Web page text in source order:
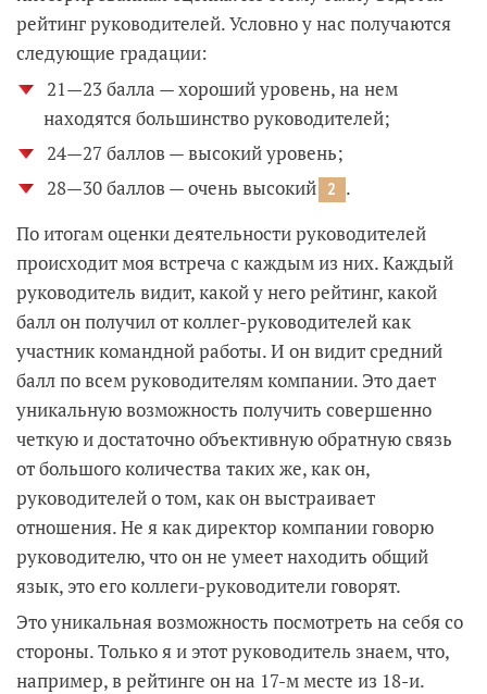
рейтинг руководителей. Условно у нас получаются
следующие градации:
21—23 балла — хороший уровень, на нем
находятся большинство руководителей;
24—27 баллов — высокий уровень;
28—30 баллов — очень высокий 2 .
По итогам оценки деятельности руководителей
происходит моя встреча с каждым из них. Каждый
руководитель видит, какой у него рейтинг, какой
балл он получил от коллег-руководителей как
участник командной работы. И он видит средний
балл по всем руководителям компании. Это дает
уникальную возможность получить совершенно
четкую и достаточно объективную обратную связь
от большого количества таких же, как он,
руководителей о том, как он выстраивает
отношения. Не я как директор компании говорю
руководителю, что он не умеет находить общий
язык, это его коллеги-руководители говорят.
Это уникальная возможность посмотреть на себя со
стороны. Только я и этот руководитель знаем, что,
например, в рейтинге он на 17-м месте из 18-и.